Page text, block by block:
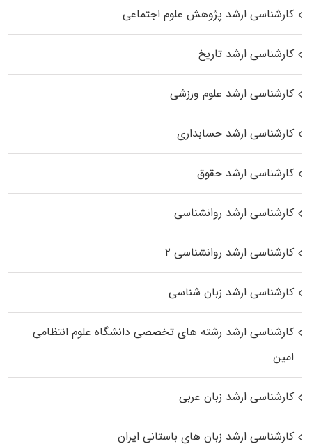
کارشناسی ارشد پژوهش علوم اجتماعی
کارشناسی ارشد تاریخ
کارشناسی ارشد علوم ورزشی
کارشناسی ارشد حسابداری
کارشناسی ارشد حقوق
کارشناسی ارشد روانشناسی
کارشناسی ارشد روانشناسی ۲
کارشناسی ارشد زبان شناسی
کارشناسی ارشد رﺷﺘﻪ ﻫﺎی تخصصی داﻧﺸﮕﺎه ﻋﻠﻮم انتظامی
اﻣﻴﻦ
کارشناسی ارشد زبان عربی
کارشناسی ارشد زبان‌ های باستانی ایران